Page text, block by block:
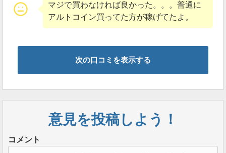
bitrue上場廃止が決まっても上がり続けるリップ
ルアルファ
pic.twitter.com/NiulsrVO8v
— ヒデさん (@HIDECHONPTR)
bitrueへの上場が発表されてから、たったの3日で上場
おそらくリップルアルファが詐欺ではないかという噂
が流れ、上場廃止に追い込まれてしまったのでしょ
う。
マジで買わなければ良かった。。。普通に
アルトコイン買ってた方が稼げてたよ。
次の口コミを表示する
意見を投稿しよう！
コメント